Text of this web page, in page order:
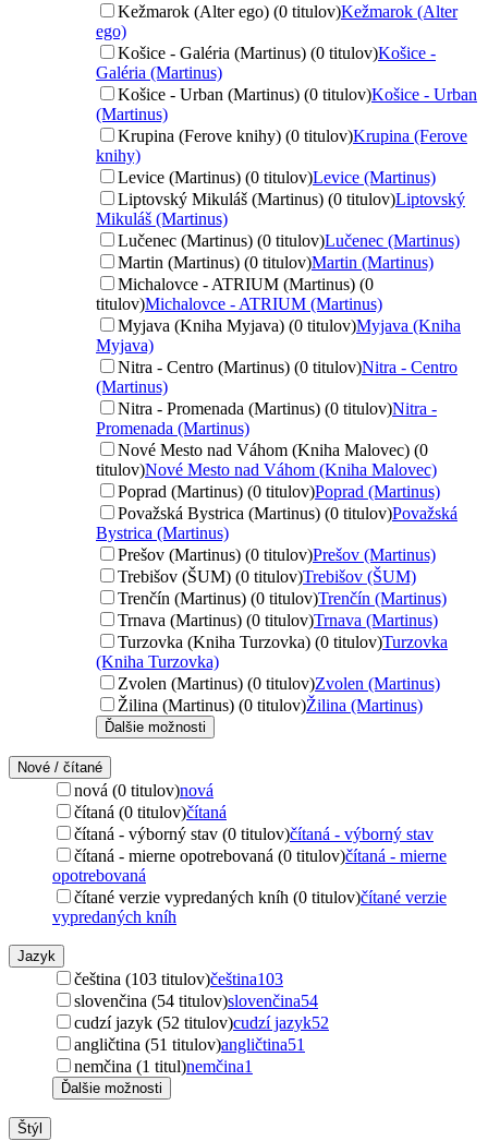
Kežmarok (Alter ego) (0 titulov)Kežmarok (Alter
ego)
Košice - Galéria (Martinus) (0 titulov)Košice -
Galéria (Martinus)
Košice - Urban (Martinus) (0 titulov)Košice - Urban
(Martinus)
Krupina (Ferove knihy) (0 titulov)Krupina (Ferove
knihy)
Levice (Martinus) (0 titulov)Levice (Martinus)
Liptovský Mikuláš (Martinus) (0 titulov)Liptovský
Mikuláš (Martinus)
Lučenec (Martinus) (0 titulov)Lučenec (Martinus)
Martin (Martinus) (0 titulov)Martin (Martinus)
Michalovce - ATRIUM (Martinus) (0
titulov)Michalovce - ATRIUM (Martinus)
Myjava (Kniha Myjava) (0 titulov)Myjava (Kniha
Myjava)
Nitra - Centro (Martinus) (0 titulov)Nitra - Centro
(Martinus)
Nitra - Promenada (Martinus) (0 titulov)Nitra -
Promenada (Martinus)
Nové Mesto nad Váhom (Kniha Malovec) (0
titulov)Nové Mesto nad Váhom (Kniha Malovec)
Poprad (Martinus) (0 titulov)Poprad (Martinus)
Považská Bystrica (Martinus) (0 titulov)Považská
Bystrica (Martinus)
Prešov (Martinus) (0 titulov)Prešov (Martinus)
Trebišov (ŠUM) (0 titulov)Trebišov (ŠUM)
Trenčín (Martinus) (0 titulov)Trenčín (Martinus)
Trnava (Martinus) (0 titulov)Trnava (Martinus)
Turzovka (Kniha Turzovka) (0 titulov)Turzovka
(Kniha Turzovka)
Zvolen (Martinus) (0 titulov)Zvolen (Martinus)
Žilina (Martinus) (0 titulov)Žilina (Martinus)
Ďalšie možnosti
Nové / čítané
nová (0 titulov)nová
čítaná (0 titulov)čítaná
čítaná - výborný stav (0 titulov)čítaná - výborný stav
čítaná - mierne opotrebovaná (0 titulov)čítaná - mierne
opotrebovaná
čítané verzie vypredaných kníh (0 titulov)čítané verzie
vypredaných kníh
Jazyk
čeština (103 titulov)čeština103
slovenčina (54 titulov)slovenčina54
cudzí jazyk (52 titulov)cudzí jazyk52
angličtina (51 titulov)angličtina51
nemčina (1 titul)nemčina1
Ďalšie možnosti
Štýl